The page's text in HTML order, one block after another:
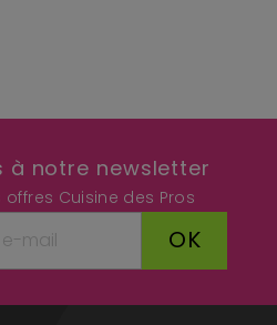
à notre newsletter
Cuisine des Pros
OK